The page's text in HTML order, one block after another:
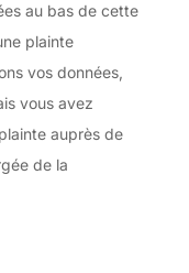
au bas de cette
plainte
vos données,
vous avez
auprès de
de la